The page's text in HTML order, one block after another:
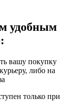
удобным
вашу покупку
либо на
только при